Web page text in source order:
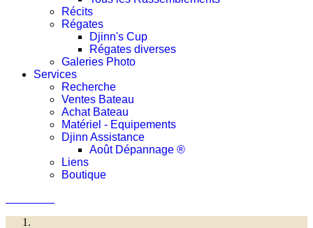
Récits
Régates
Djinn's Cup
Régates diverses
Galeries Photo
Services
Recherche
Ventes Bateau
Achat Bateau
Matériel - Equipements
Djinn Assistance
Août Dépannage ®
Liens
Boutique